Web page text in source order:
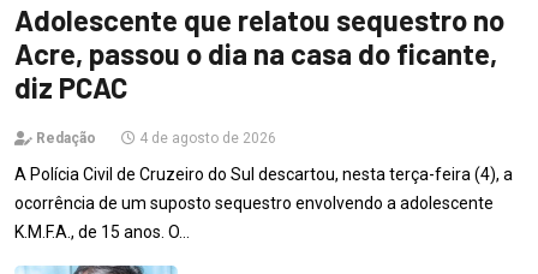
Adolescente que relatou sequestro no
Acre, passou o dia na casa do ficante,
diz PCAC
Redação 4 de agosto de 2026
A Polícia Civil de Cruzeiro do Sul descartou, nesta terça-feira (4), a
ocorrência de um suposto sequestro envolvendo a adolescente
K.M.F.A., de 15 anos. O…